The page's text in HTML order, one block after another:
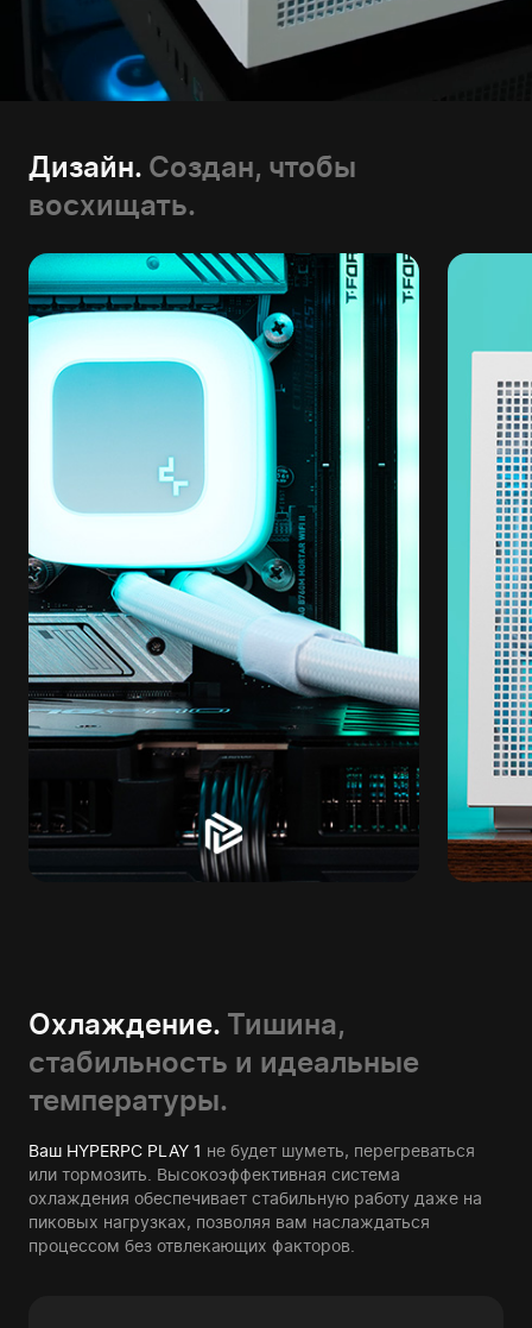
Дизайн. Создан, чтобы
восхищать.
Охлаждение. Тишина,
стабильность и идеальные
температуры.
Ваш HYPERPC PLAY 1 не будет шуметь, перегреваться
или тормозить. Высокоэффективная система
охлаждения обеспечивает стабильную работу даже на
пиковых нагрузках, позволяя вам наслаждаться
процессом без отвлекающих факторов.